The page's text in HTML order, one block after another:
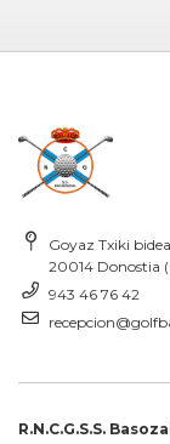
Goyaz Txiki
20014 Donostia
943 46 76 42
R.N.C.G.S.S.